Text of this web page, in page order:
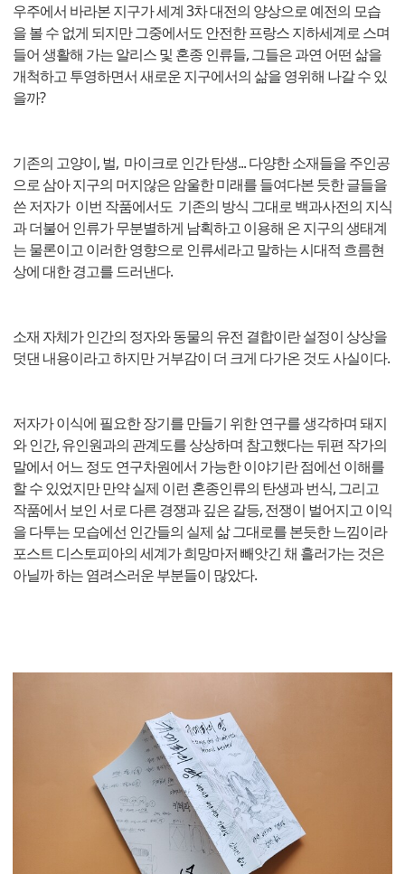
우주에서 바라본 지구가 세계 3차 대전의 양상으로 예전의 모습
을 볼 수 없게 되지만 그중에서도 안전한 프랑스 지하세계로 스며
들어 생활해 가는 알리스 및 혼종 인류들, 그들은 과연 어떤 삶을
개척하고 투영하면서 새로운 지구에서의 삶을 영위해 나갈 수 있
을까?
기존의 고양이, 벌, 마이크로 인간 탄생... 다양한 소재들을 주인공
으로 삼아 지구의 머지않은 암울한 미래를 들여다본 듯한 글들을
쓴 저자가 이번 작품에서도 기존의 방식 그대로 백과사전의 지식
과 더불어 인류가 무분별하게 남획하고 이용해 온 지구의 생태계
는 물론이고 이러한 영향으로 인류세라고 말하는 시대적 흐름현
상에 대한 경고를 드러낸다.
소재 자체가 인간의 정자와 동물의 유전 결합이란 설정이 상상을
덧댄 내용이라고 하지만 거부감이 더 크게 다가온 것도 사실이다.
저자가 이식에 필요한 장기를 만들기 위한 연구를 생각하며 돼지
와 인간, 유인원과의 관계도를 상상하며 참고했다는 뒤편 작가의
말에서 어느 정도 연구차원에서 가능한 이야기란 점에선 이해를
할 수 있었지만 만약 실제 이런 혼종인류의 탄생과 번식, 그리고
작품에서 보인 서로 다른 경쟁과 깊은 갈등, 전쟁이 벌어지고 이익
을 다투는 모습에선 인간들의 실제 삶 그대로를 본듯한 느낌이라
포스트 디스토피아의 세계가 희망마저 빼앗긴 채 흘러가는 것은
아닐까 하는 염려스러운 부분들이 많았다.